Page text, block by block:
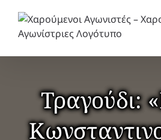
περιεχόμενο
Τραγούδι: